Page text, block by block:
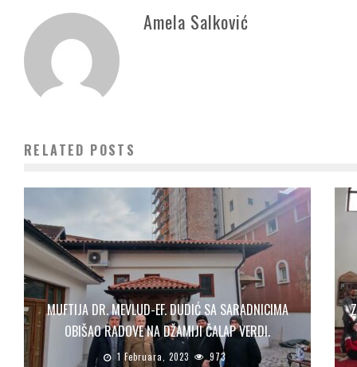
Amela Salković
RELATED POSTS
MUFTIJA DR. MEVLUD-EF. DUDIĆ SA SARADNICIMA
OBIŠAO RADOVE NA DŽAMIJI ČALAP VERDI.
1 Februara, 2023 973